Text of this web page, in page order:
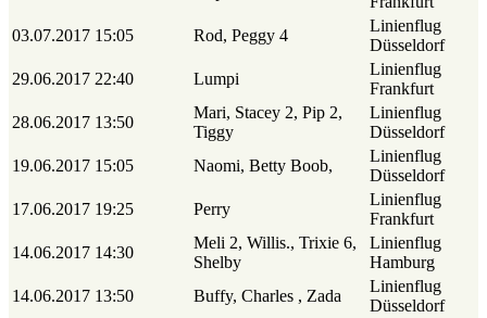
03.07.2017 15:05 Rod, Peggy 4
Linienflug
Düsseldorf
29.06.2017 22:40 Lumpi
Linienflug
Frankfurt
28.06.2017 13:50
Mari, Stacey 2, Pip 2,
Tiggy
Linienflug
Düsseldorf
19.06.2017 15:05 Naomi, Betty Boob,
Linienflug
Düsseldorf
17.06.2017 19:25 Perry
Linienflug
Frankfurt
14.06.2017 14:30
Meli 2, Willis., Trixie 6,
Shelby
Linienflug
Hamburg
14.06.2017 13:50 Buffy, Charles , Zada
Linienflug
Düsseldorf